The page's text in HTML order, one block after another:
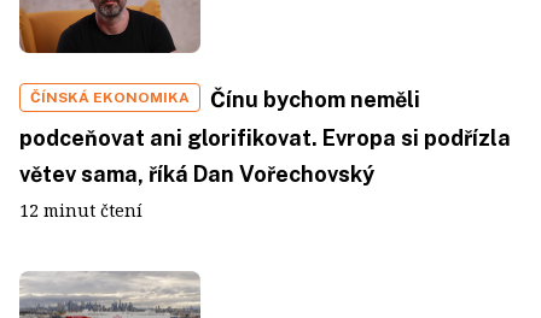
ČÍNSKÁ EKONOMIKA
Čínu bychom neměli
podceňovat ani glorifikovat. Evropa si podřízla
větev sama, říká Dan Vořechovský
12 minut čtení